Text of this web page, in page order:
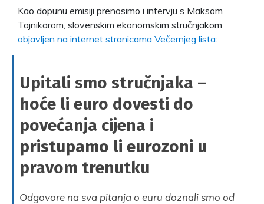
Kao dopunu emisiji prenosimo i intervju s Maksom
Tajnikarom, slovenskim ekonomskim stručnjakom
objavljen na internet stranicama Večernjeg lista:
Upitali smo stručnjaka –
hoće li euro dovesti do
povećanja cijena i
pristupamo li eurozoni u
pravom trenutku
Odgovore na sva pitanja o euru doznali smo od